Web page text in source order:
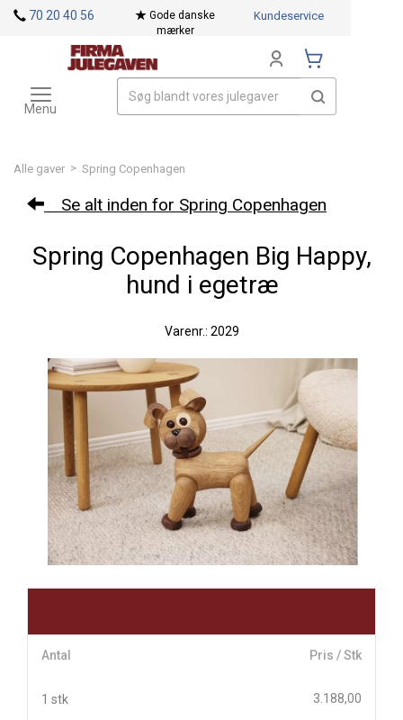
Alle gaver > Spring Copenhagen
Se alt inden for Spring Copenhagen
Spring Copenhagen Big Happy,
hund i egetræ
Varenr.: 2029
Antal Pris / Stk
1 stk 3.188,00
70 20 40 56
Gode danske
mærker
Kundeservice
Toggle
navigation
Menu
Mærker